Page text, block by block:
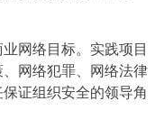
网络目标。实践项目
网络犯罪、网络法律
证组织安全的领导角